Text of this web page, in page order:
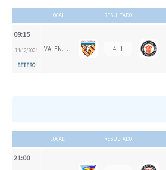
LOCAL RESULTADO
09:15
14/12/2024
BETERO
VALENCIA CH 1924 4 - 1
LOCAL RESULTADO
21:00